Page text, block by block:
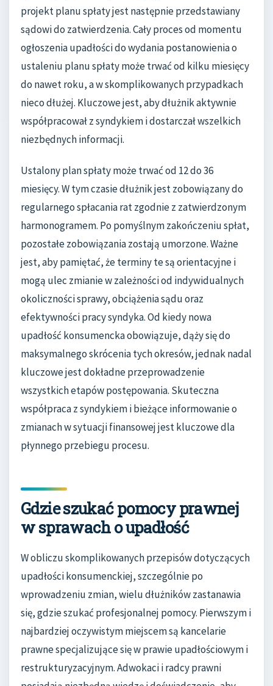
projekt planu spłaty jest następnie przedstawiany
sądowi do zatwierdzenia. Cały proces od momentu
ogłoszenia upadłości do wydania postanowienia o
ustaleniu planu spłaty może trwać od kilku miesięcy
do nawet roku, a w skomplikowanych przypadkach
nieco dłużej. Kluczowe jest, aby dłużnik aktywnie
współpracował z syndykiem i dostarczał wszelkich
niezbędnych informacji.
Ustalony plan spłaty może trwać od 12 do 36
miesięcy. W tym czasie dłużnik jest zobowiązany do
regularnego spłacania rat zgodnie z zatwierdzonym
harmonogramem. Po pomyślnym zakończeniu spłat,
pozostałe zobowiązania zostają umorzone. Ważne
jest, aby pamiętać, że terminy te są orientacyjne i
mogą ulec zmianie w zależności od indywidualnych
okoliczności sprawy, obciążenia sądu oraz
efektywności pracy syndyka. Od kiedy nowa
upadłość konsumencka obowiązuje, dąży się do
maksymalnego skrócenia tych okresów, jednak nadal
kluczowe jest dokładne przeprowadzenie
wszystkich etapów postępowania. Skuteczna
współpraca z syndykiem i bieżące informowanie o
zmianach w sytuacji finansowej jest kluczowe dla
płynnego przebiegu procesu.
Gdzie szukać pomocy prawnej
w sprawach o upadłość
W obliczu skomplikowanych przepisów dotyczących
upadłości konsumenckiej, szczególnie po
wprowadzeniu zmian, wielu dłużników zastanawia
się, gdzie szukać profesjonalnej pomocy. Pierwszym i
najbardziej oczywistym miejscem są kancelarie
prawne specjalizujące się w prawie upadłościowym i
restrukturyzacyjnym. Adwokaci i radcy prawni